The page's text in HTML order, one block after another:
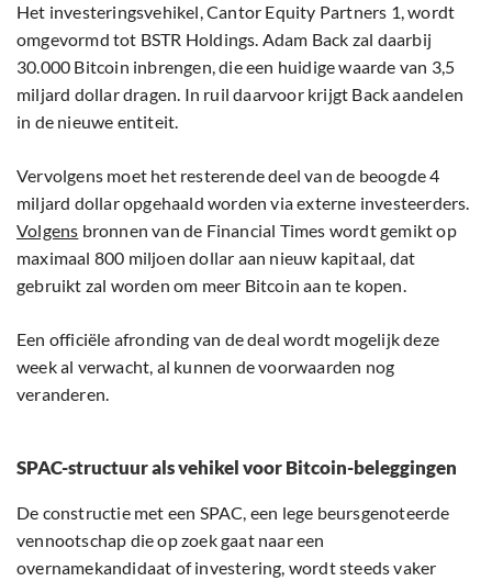
Het investeringsvehikel, Cantor Equity Partners 1, wordt
omgevormd tot BSTR Holdings. Adam Back zal daarbij
30.000 Bitcoin inbrengen, die een huidige waarde van 3,5
miljard dollar dragen. In ruil daarvoor krijgt Back aandelen
in de nieuwe entiteit.
Vervolgens moet het resterende deel van de beoogde 4
miljard dollar opgehaald worden via externe investeerders.
Volgens bronnen van de Financial Times wordt gemikt op
maximaal 800 miljoen dollar aan nieuw kapitaal, dat
gebruikt zal worden om meer Bitcoin aan te kopen.
Een officiële afronding van de deal wordt mogelijk deze
week al verwacht, al kunnen de voorwaarden nog
veranderen.
SPAC-structuur als vehikel voor Bitcoin-beleggingen
De constructie met een SPAC, een lege beursgenoteerde
vennootschap die op zoek gaat naar een
overnamekandidaat of investering, wordt steeds vaker